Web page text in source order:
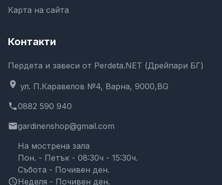
Карта на сайта
Контакти
Пердета и завеси от Perdeta.NET (Дрейпари БГ)
location_on ул. П.Каравелов №4, Варна, 9000,BG
phone0882 590 940
emailgardinenshop@gmail.com
schedule
На мострена зала
Пон. - Петък - 08:30ч - 15:30ч.
Събота - Почивен ден.
Неделя - Почивен ден.